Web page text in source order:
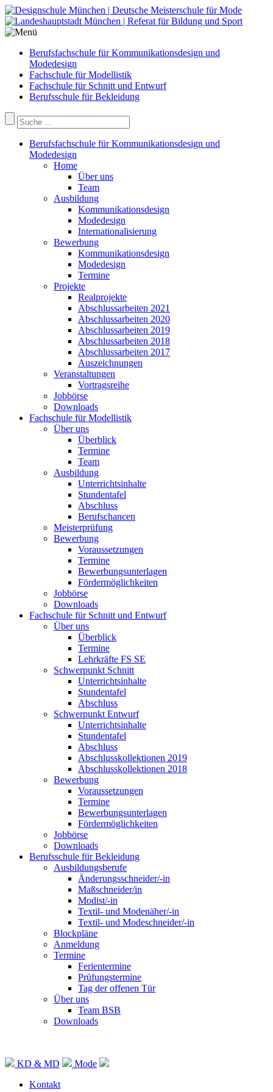
Berufsfachschule für Kommunikationsdesign und
Modedesign
Fachschule für Modellistik
Fachschule für Schnitt und Entwurf
Berufsschule für Bekleidung
Berufsfachschule für Kommunikationsdesign und
Modedesign
Home
Über uns
Team
Ausbildung
Kommunikationsdesign
Modedesign
Internationalisierung
Bewerbung
Kommunikationsdesign
Modedesign
Termine
Projekte
Realprojekte
Abschlussarbeiten 2021
Abschlussarbeiten 2020
Abschlussarbeiten 2019
Abschlussarbeiten 2018
Abschlussarbeiten 2017
Auszeichnungen
Veranstaltungen
Vortragsreihe
Jobbörse
Downloads
Fachschule für Modellistik
Über uns
Überblick
Termine
Team
Ausbildung
Unterrichtsinhalte
Stundentafel
Abschluss
Berufschancen
Meisterprüfung
Bewerbung
Voraussetzungen
Termine
Bewerbungsunterlagen
Fördermöglichkeiten
Jobbörse
Downloads
Fachschule für Schnitt und Entwurf
Über uns
Überblick
Termine
Lehrkräfte FS SE
Schwerpunkt Schnitt
Unterrichtsinhalte
Stundentafel
Abschluss
Schwerpunkt Entwurf
Unterrichtsinhalte
Stundentafel
Abschluss
Abschlusskollektionen 2019
Abschlusskollektionen 2018
Bewerbung
Voraussetzungen
Termine
Bewerbungsunterlagen
Fördermöglichkeiten
Jobbörse
Downloads
Berufsschule für Bekleidung
Ausbildungsberufe
Änderungsschneider/-in
Maßschneider/in
Modist/-in
Textil- und Modenäher/-in
Textil- und Modeschneider/-in
Blockpläne
Anmeldung
Termine
Ferientermine
Prüfungstermine
Tag der offenen Tür
Über uns
Team BSB
Downloads
KD & MD
Mode
Kontakt